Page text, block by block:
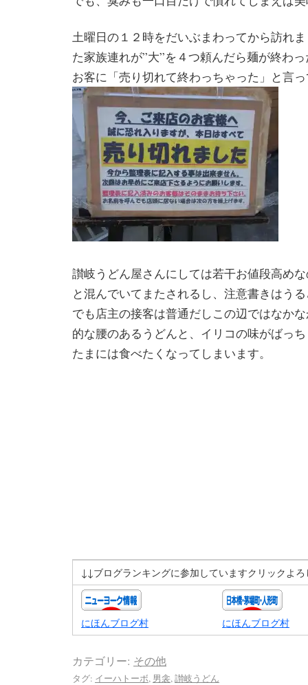
土曜日の１２時をだいぶまわってから訪れ
た家族連れが”大”を４つ頼んだら麺が終わ
お客に「売り切れて終わっちゃった」と言
讃岐うどん屋さんにしては若干お値段高め
と混んでいてまたされるし、注意書きはう
でも店主の接客は普通だしこの辺ではなか
的な腰のあるうどんと、イリコの味がばっ
たまには食べたくなってしまいます。
↓↓ブログランキングに参加していますクリックよ
にほんブログ村 にほんブログ村
カテゴリー: その他
タグ: イーハトーボ, 男衾,讃岐うどん